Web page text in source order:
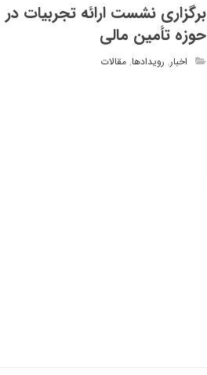
برگزاری نشست ارائه تجربیات در
حوزه تأمین مالی
اخبار, رویدادها,مقالات